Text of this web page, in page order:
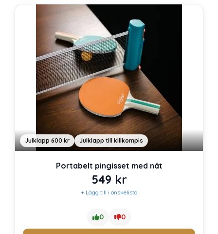
Julklapp 600 kr Julklapp till killkompis
Portabelt pingisset med nät
549 kr
+ Lägg till i önskelista
0 0